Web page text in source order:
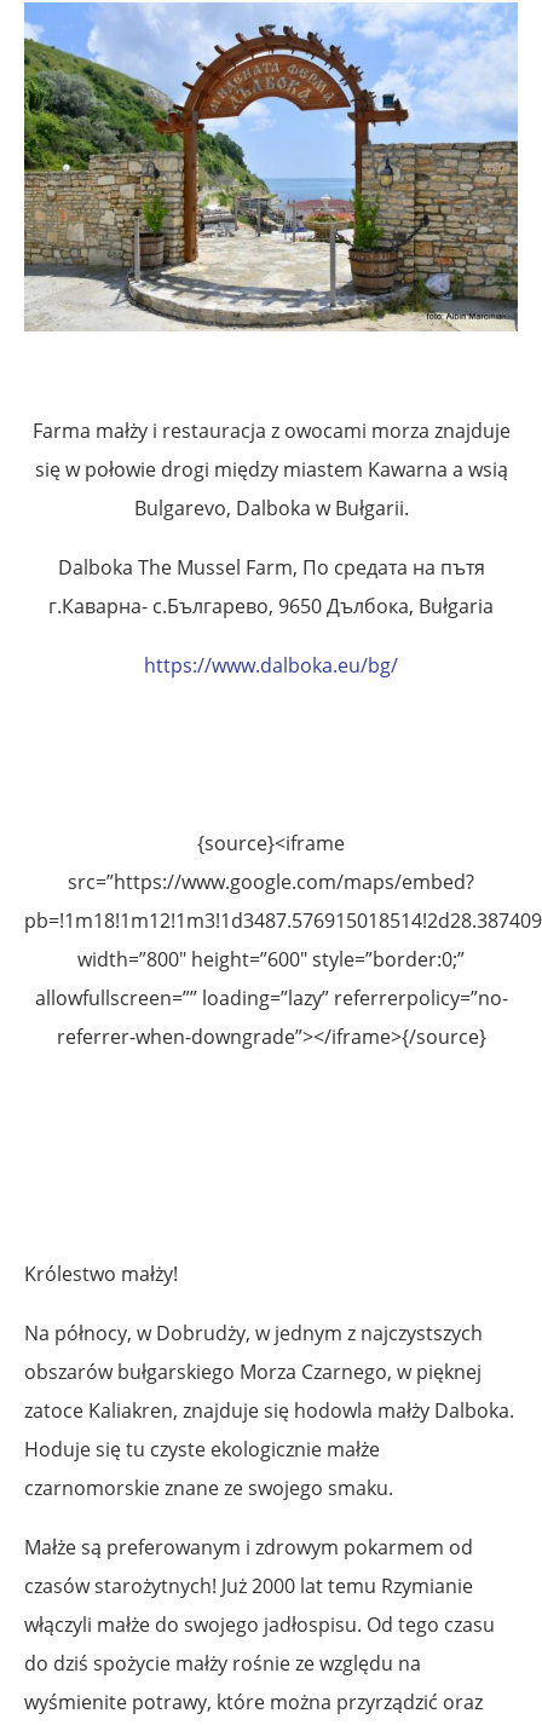
Farma małży i restauracja z owocami morza znajduje
się w połowie drogi między miastem Kawarna a wsią
Bulgarevo, Dalboka w Bułgarii.
Dalboka The Mussel Farm, По средата на пътя
г.Каварна- с.Българево, 9650 Дълбока, Bułgaria
https://www.dalboka.eu/bg/
{source}<iframe
src=”https://www.google.com/maps/embed?
width=”800″ height=”600″ style=”border:0;”
allowfullscreen=”” loading=”lazy” referrerpolicy=”no-
referrer-when-downgrade”></iframe>{/source}
Królestwo małży!
Na północy, w Dobrudży, w jednym z najczystszych
obszarów bułgarskiego Morza Czarnego, w pięknej
zatoce Kaliakren, znajduje się hodowla małży Dalboka.
Hoduje się tu czyste ekologicznie małże
czarnomorskie znane ze swojego smaku.
Małże są preferowanym i zdrowym pokarmem od
czasów starożytnych! Już 2000 lat temu Rzymianie
włączyli małże do swojego jadłospisu. Od tego czasu
do dziś spożycie małży rośnie ze względu na
wyśmienite potrawy, które można przyrządzić oraz